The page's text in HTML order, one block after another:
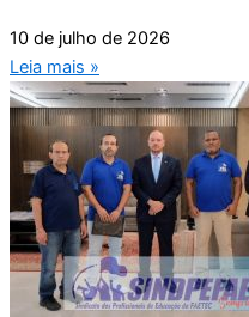
10 de julho de 2026
Leia mais »